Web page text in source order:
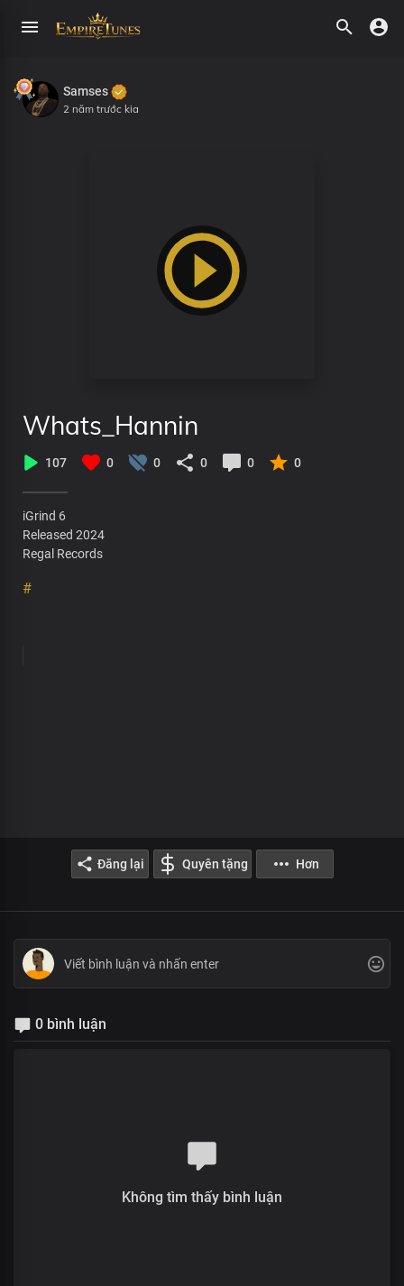
Samses
2 năm trước kia
Whats_Hannin
107 0 0 0 0 0
iGrind 6
Released 2024
Regal Records
#
Đăng lại Quyên tặng Hơn
0 bình luận
Không tìm thấy bình luận